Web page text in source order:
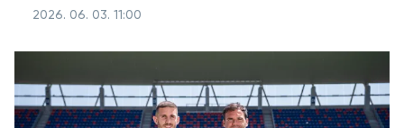
2026. 06. 03. 11:00